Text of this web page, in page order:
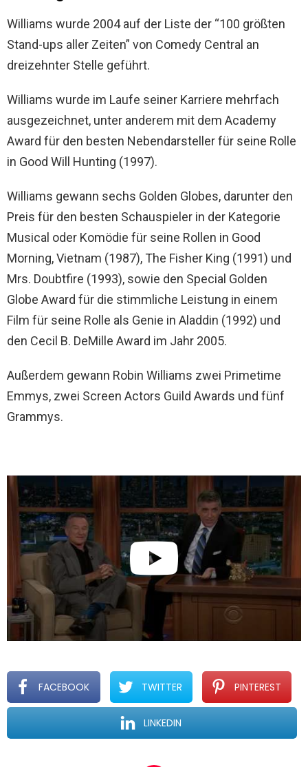
Williams wurde 2004 auf der Liste der “100 größten
Stand-ups aller Zeiten” von Comedy Central an
dreizehnter Stelle geführt.
Williams wurde im Laufe seiner Karriere mehrfach
ausgezeichnet, unter anderem mit dem Academy
Award für den besten Nebendarsteller für seine Rolle
in Good Will Hunting (1997).
Williams gewann sechs Golden Globes, darunter den
Preis für den besten Schauspieler in der Kategorie
Musical oder Komödie für seine Rollen in Good
Morning, Vietnam (1987), The Fisher King (1991) und
Mrs. Doubtfire (1993), sowie den Special Golden
Globe Award für die stimmliche Leistung in einem
Film für seine Rolle als Genie in Aladdin (1992) und
den Cecil B. DeMille Award im Jahr 2005.
Außerdem gewann Robin Williams zwei Primetime
Emmys, zwei Screen Actors Guild Awards und fünf
Grammys.
FACEBOOK TWITTER PINTEREST
LINKEDIN